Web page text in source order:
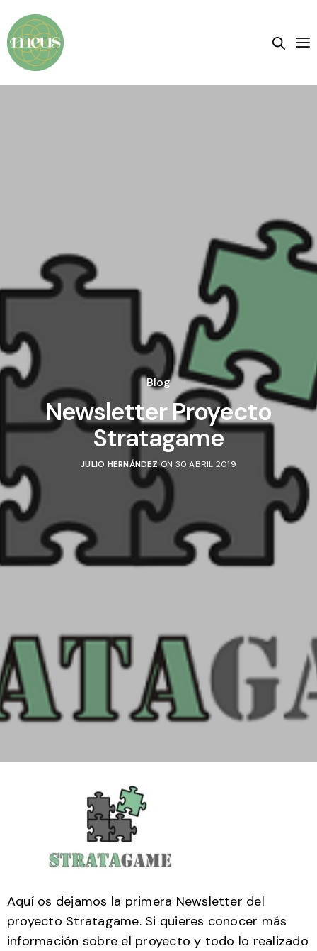
Blog
Newsletter Proyecto
Stratagame
JULIO HERNÁNDEZON 30 ABRIL 2019
Aquí os dejamos la primera Newsletter del
proyecto Stratagame. Si quieres conocer más
información sobre el proyecto y todo lo realizado